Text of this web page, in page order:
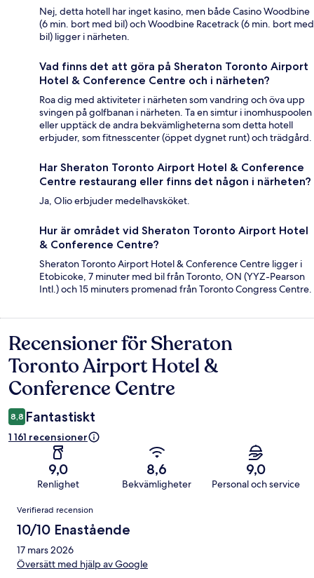
Nej, detta hotell har inget kasino, men både Casino Woodbine
(6 min. bort med bil) och Woodbine Racetrack (6 min. bort med
bil) ligger i närheten.
Vad finns det att göra på Sheraton Toronto Airport
Hotel & Conference Centre och i närheten?
Roa dig med aktiviteter i närheten som vandring och öva upp
svingen på golfbanan i närheten. Ta en simtur i inomhuspoolen
eller upptäck de andra bekvämligheterna som detta hotell
erbjuder, som fitnesscenter (öppet dygnet runt) och trädgård.
Har Sheraton Toronto Airport Hotel & Conference
Centre restaurang eller finns det någon i närheten?
Ja, Olio erbjuder medelhavsköket.
Hur är området vid Sheraton Toronto Airport Hotel
& Conference Centre?
Sheraton Toronto Airport Hotel & Conference Centre ligger i
Etobicoke, 7 minuter med bil från Toronto, ON (YYZ-Pearson
Intl.) och 15 minuters promenad från Toronto Congress Centre.
Recensioner
Recensioner för Sheraton
Toronto Airport Hotel &
Conference Centre
8,8 Fantastiskt
1 161 recensioner
9,0
Renlighet
8,6
Bekvämligheter
9,0
Personal och service
Recensioner
Verifierad recension
10/10 Enastående
17 mars 2026
Översätt med hjälp av Google